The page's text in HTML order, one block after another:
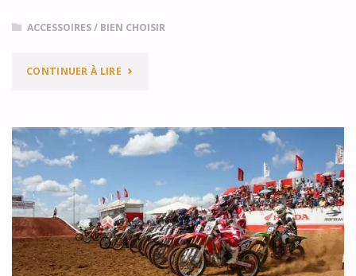
ACCESSOIRES/ BIEN CHOISIR
CONTINUER À LIRE"8
POUR
CHOISIR
SON
CASQUE